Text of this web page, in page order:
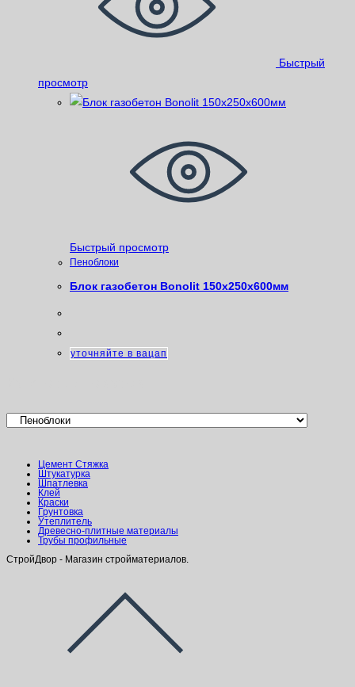
Быстрый
просмотр
Быстрый просмотр
Пеноблоки
Блок газобетон Bonolit 150х250х600мм
уточняйте в вацап
Цемент Стяжка
Штукатурка
Шпатлевка
Клей
Краски
Грунтовка
Утеплитель
Древесно-плитные материалы
Трубы профильные
СтройДвор - Магазин стройматериалов.